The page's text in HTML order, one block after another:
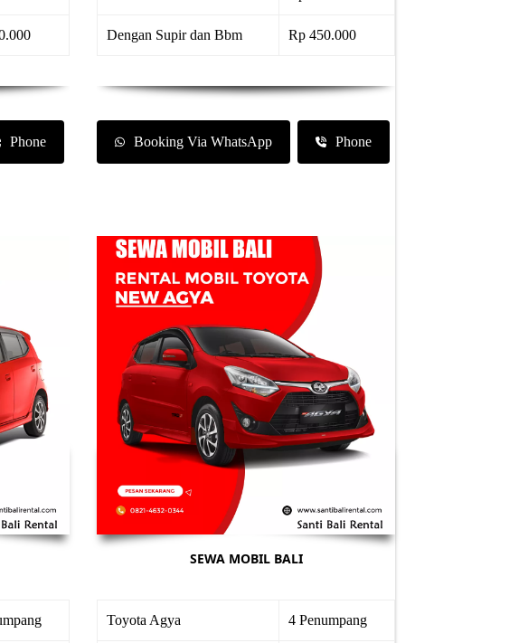
Phone
Dengan Supir dan Bbm Rp 450.000
Booking Via WhatsApp Phone
SEWA MOBIL BALI
Toyota Agya 4 Penumpang